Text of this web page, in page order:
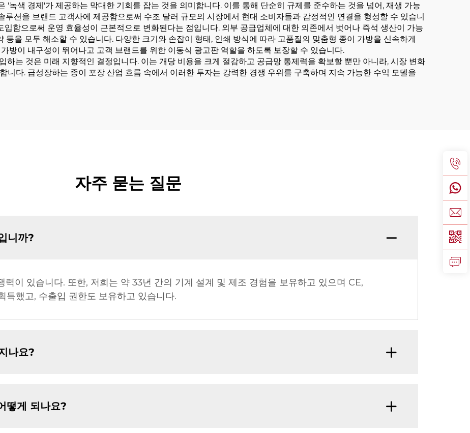
'녹색 경제'가 제공하는 막대한 기회를 잡는 것을 의미합니다. 이를 통해 단순히 규제를 준수하는 것을 넘어, 재생 가능
션을 브랜드 고객사에 제공함으로써 수조 달러 규모의 시장에서 현대 소비자들과 감정적인 연결을 형성할 수 있습니
입함으로써 운영 효율성이 근본적으로 변화된다는 점입니다. 외부 공급업체에 대한 의존에서 벗어나 즉석 생산이 가능
등을 모두 해소할 수 있습니다. 다양한 크기와 손잡이 형태, 인쇄 방식에 따라 고품질의 맞춤형 종이 가방을 신속하게
방이 내구성이 뛰어나고 고객 브랜드를 위한 이동식 광고판 역할을 하도록 보장할 수 있습니다.
하는 것은 미래 지향적인 결정입니다. 이는 개당 비용을 크게 절감하고 공급망 통제력을 확보할 뿐만 아니라, 시장 변화
니다. 급성장하는 종이 포장 산업 흐름 속에서 이러한 투자는 강력한 경쟁 우위를 구축하며 지속 가능한 수익 모델을
자주 묻는 질문
니까?
력이 있습니다. 또한, 저희는 약 33년 간의 기계 설계 및 제조 경험을 보유하고 있으며 CE,
득했고, 수출입 권한도 보유하고 있습니다.
나요?
떻게 되나요?